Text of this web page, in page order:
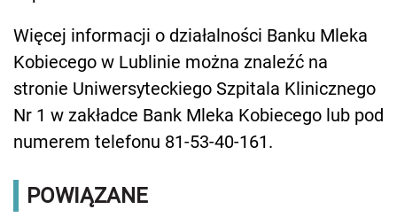
Więcej informacji o działalności Banku Mleka
Kobiecego w Lublinie można znaleźć na
stronie Uniwersyteckiego Szpitala Klinicznego
Nr 1 w zakładce Bank Mleka Kobiecego lub pod
numerem telefonu 81-53-40-161.
POWIĄZANE